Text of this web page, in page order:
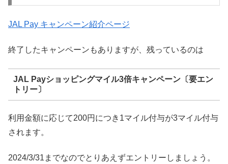
JAL Pay キャンペーン紹介ページ
終了したキャンペーンもありますが、残っているのは
JAL Payショッピングマイル3倍キャンペーン〔要エン
トリー〕
利用金額に応じて200円につき1マイル付与が3マイル付与
されます。
2024/3/31までなのでとりあえずエントリーしましょう。